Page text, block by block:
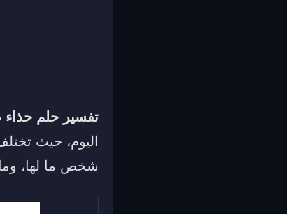
تفسير حلم
اليوم، حيث
شخص ما لها،